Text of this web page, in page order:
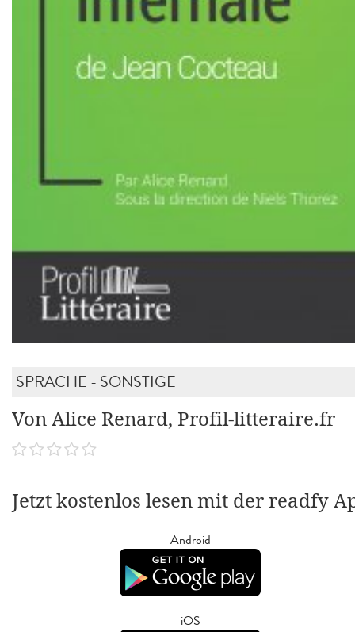
SPRACHE - SONSTIGE
Von Alice Renard, Profil-litteraire.fr
Jetzt kostenlos lesen mit der readfy
Android
iOS